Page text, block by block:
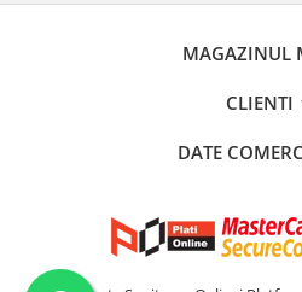
MAGAZINUL
CLIENTI
DATE